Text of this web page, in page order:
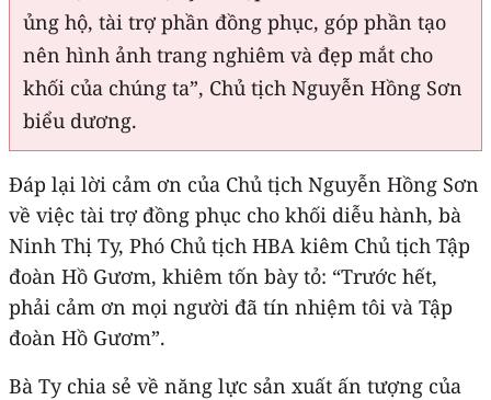
ủng hộ, tài trợ phần đồng phục, góp phần tạo
nên hình ảnh trang nghiêm và đẹp mắt cho
khối của chúng ta”, Chủ tịch Nguyễn Hồng Sơn
biểu dương.
Đáp lại lời cảm ơn của Chủ tịch Nguyễn Hồng Sơn
về việc tài trợ đồng phục cho khối diễu hành, bà
Ninh Thị Ty, Phó Chủ tịch HBA kiêm Chủ tịch Tập
đoàn Hồ Gươm, khiêm tốn bày tỏ: “Trước hết,
phải cảm ơn mọi người đã tín nhiệm tôi và Tập
đoàn Hồ Gươm”.
Bà Ty chia sẻ về năng lực sản xuất ấn tượng của